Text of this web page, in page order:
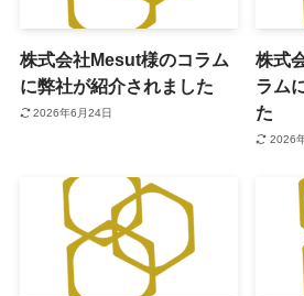
株式会社Mesut様のコラム
に弊社が紹介されました
2026年6月24日
株式
ラム
た
2026